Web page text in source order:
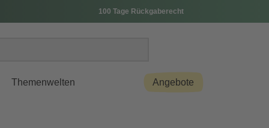
100 Tage Rückgaberecht
Themenwelten Angebote